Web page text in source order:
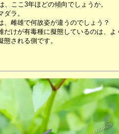
ここ3年ほどの傾向でしょうか。
ラ。
雌雄で何故姿が違うのでしょう？
だけが有毒種に擬態しているのは、よ
される側です。